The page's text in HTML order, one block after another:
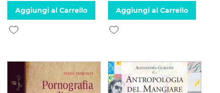
Aggiungi al Carrello
Aggiungi alla lista desideri
Aggiungi al Carrello
Aggiungi alla lista desideri